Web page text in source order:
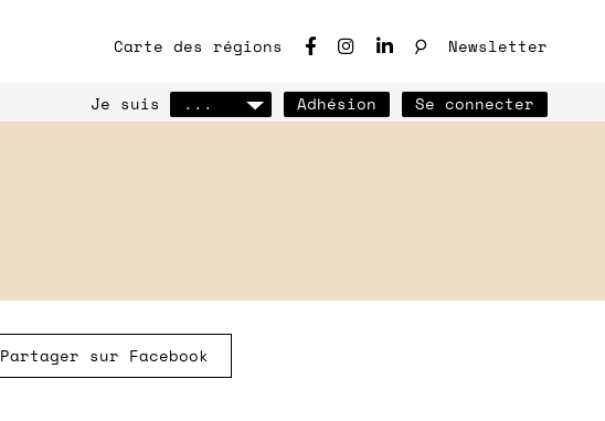
Carte des régions ♩ Newsletter
L’Écho des chantiers
Je suis ... Adhésion Se connecter
Partager sur Facebook